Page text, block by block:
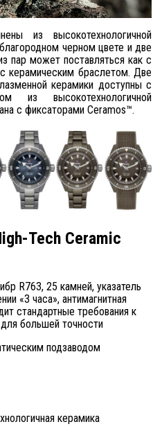
из высокотехнологичной
черном цвете и две
пар может поставляться как с
керамическим браслетом. Две
керамики доступны с
из высокотехнологичной
с фиксаторами Ceramos™.
Tech Ceramic
R763, 25 камней, указатель
«3 часа», антимагнитная
стандартные требования к
большей точности
подзаводом
керамика